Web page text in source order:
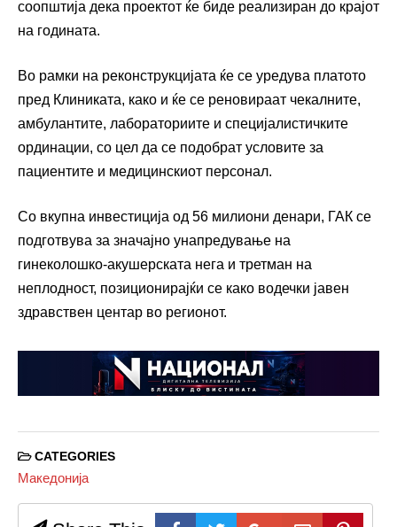
соопштија дека проектот ќе биде реализиран до крајот
на годината.
Во рамки на реконструкцијата ќе се уредува платото
пред Клиниката, како и ќе се реновираат чекалните,
амбулантите, лабораториите и специјалистичките
ординации, со цел да се подобрат условите за
пациентите и медицинскиот персонал.
Со вкупна инвестиција од 56 милиони денари, ГАК се
подготвува за значајно унапредување на
гинеколошко-акушерската нега и третман на
неплодност, позиционирајќи се како водечки јавен
здравствен центар во регионот.
CATEGORIES
Македонија